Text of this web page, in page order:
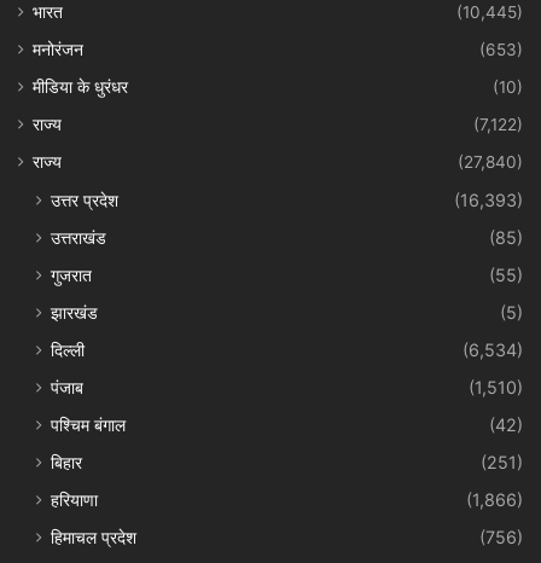
भारत
(10,445)
मनोरंजन
(653)
मीडिया के धुरंधर
(10)
राज्य
(7,122)
राज्य
(27,840)
उत्तर प्रदेश
(16,393)
उत्तराखंड
(85)
गुजरात
(55)
झारखंड
(5)
दिल्ली
(6,534)
पंजाब
(1,510)
पश्चिम बंगाल
(42)
बिहार
(251)
हरियाणा
(1,866)
हिमाचल प्रदेश
(756)